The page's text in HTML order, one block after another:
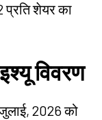
प्रति शेयर का
विवरण
2026 को